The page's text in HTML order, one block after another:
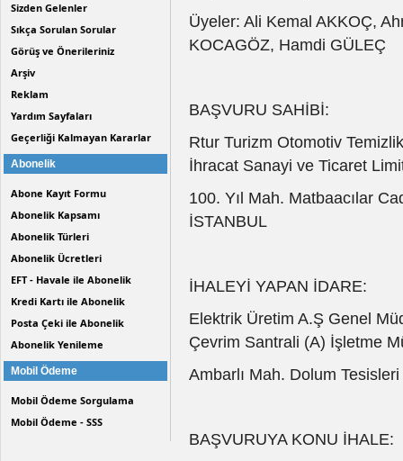
Sizden Gelenler
Sıkça Sorulan Sorular
Görüş ve Önerileriniz
Arşiv
Reklam
Yardım Sayfaları
Geçerliği Kalmayan Kararlar
Abonelik
Abone Kayıt Formu
Abonelik Kapsamı
Abonelik Türleri
Abonelik Ücretleri
EFT - Havale ile Abonelik
Kredi Kartı ile Abonelik
Posta Çeki ile Abonelik
Abonelik Yenileme
Mobil Ödeme
Mobil Ödeme Sorgulama
Mobil Ödeme - SSS
Üyeler: Ali Kemal AKKOÇ,
KOCAGÖZ, Hamdi GÜLEÇ
BAŞVURU SAHİBİ:
Rtur Turizm Otomotiv
İhracat Sanayi ve Ticaret
100. Yıl Mah. Matbaacılar
İSTANBUL
İHALEYİ YAPAN İDARE:
Elektrik Üretim A.Ş Genel
Çevrim Santrali (A) İşletme
Ambarlı Mah. Dolum
BAŞVURUYA KONU İHALE: